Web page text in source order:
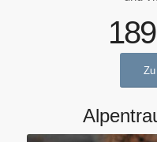
189